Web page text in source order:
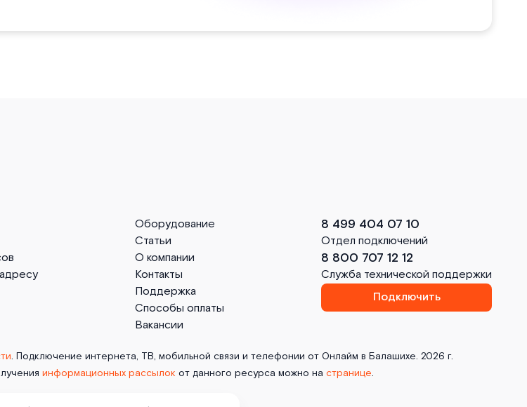
Оборудование
Статьи
О компании
Контакты
Поддержка
Способы оплаты
Вакансии
8 499 404 07 10
Отдел подключений
8 800 707 12 12
Служба технической поддержки
Подключить
. Подключение интернета, ТВ, мобильной связи и телефонии от Онлайм в Балашихе. 2026 г.
информационных рассылок от данного ресурса можно на странице.